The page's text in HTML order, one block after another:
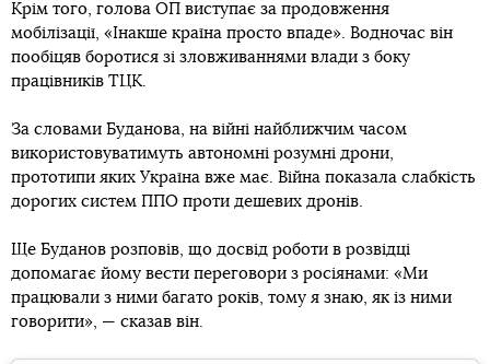
Крім того, голова ОП виступає за продовження
мобілізації, «Інакше країна просто впаде». Водночас він
пообіцяв боротися зі зловживаннями влади з боку
працівників ТЦК.
За словами Буданова, на війні найближчим часом
використовуватимуть автономні розумні дрони,
прототипи яких Україна вже має. Війна показала слабкість
дорогих систем ППО проти дешевих дронів.
Ще Буданов розповів, що досвід роботи в розвідці
допомагає йому вести переговори з росіянами: «Ми
працювали з ними багато років, тому я знаю, як із ними
говорити», — сказав він.